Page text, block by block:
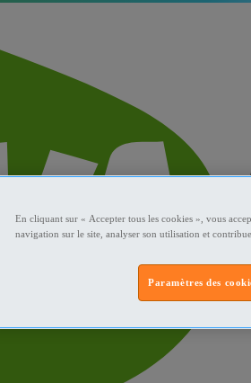
En cliquant sur « Accepter tous les cookies », vous
navigation sur le site, analyser son utilisation et
Paramètres des